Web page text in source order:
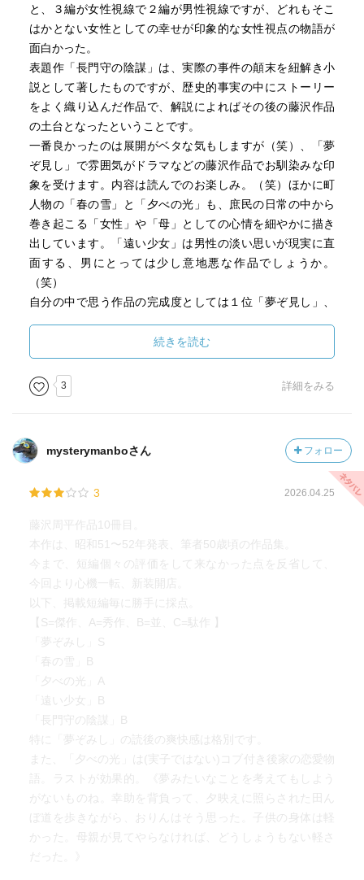
と、３編が女性視線で２編が男性視線ですが、どれもそこ
はかとない女性としての幸せが印象的な女性視点の物語が
面白かった。
表題作「長門守の陰謀」は、実際の事件の顛末を紐解き小
説として著したものですが、歴史的事実の中にストーリー
をよく織り込んだ作品で、解説によればその後の藤沢作品
の土台となったということです。
一番良かったのは展開がベタな気もしますが（笑）、「夢
ぞ見し」で雰囲気がドラマなどの藤沢作品でお馴染みな印
象を受けます。内容は読んでのお楽しみ。（笑）ほかに町
人物の「春の雪」と「夕べの光」も、庶民の日常の中から
巻き起こる「女性」や「母」としての心情を細やかに描き
出しています。「遠い少女」は男性の淡い思いが現実に直
面する、男にとっては少し意地悪な作品でしょうか。
（笑）
自分の中で思う作品の完成度としては１位「夢ぞ見し」、
な気が・・・。短編という限られた字数の中で、思いは伝
わるのだが少し書き足りないのかもしれない。
続きを読む
3 詳細をみる
mysterymanboさん フォロー
3 2026.04.25
藤沢周平作品10冊目。
本作は、昭和51〜52年発表、筆者50歳頃の作品集。
今まで、短編個々の評価をして来なかった点を反省して、
今回より心機一転、新装開店。
以下、掲載短編毎に勝手に採点。
【S=傑作、A=秀作、B=並、C=駄作 】
「夢ぞみし」S
「春の雪」B
「夕べの光」A
「遠い少女」B
「長門守の陰謀」B
特に「夢ぞみし」の読後の爽快感は格別です。
また、「夕べの光」は(実子ではない)コブ付き後家の恋愛物
語。ラストが効果的。《夢みたいなことを考えてもしよう
がないものね。幸助を背負って、夕映えに照らされた田ん
ぼ道を歩きながら、おりんはそう思った。子供の身体は軽
かった。母親が見てやらなければ、どうしょうもない軽さ
だった。》